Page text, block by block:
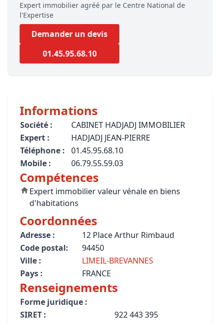
Expert immobilier agréé par le Centre National de
l'Expertise
Demander un devis
01.45.95.68.10
Informations
Société :
CABINET HADJADJ IMMOBILIER
Expert :
HADJADJ JEAN-PIERRE
Téléphone :
01.45.95.68.10
Mobile :
06.79.55.59.03
Compétences
Expert immobilier valeur vénale en biens
d'habitations
Coordonnées
Adresse :
12 Place Arthur Rimbaud
Code postal:
94450
Ville :
LIMEIL-BREVANNES
Pays :
FRANCE
Renseignements
Forme juridique :
SIRET :
922 443 395